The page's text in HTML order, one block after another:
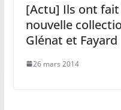
[Actu] Ils ont fait
nouvelle
Glénat et Fayard
26 mars 2014